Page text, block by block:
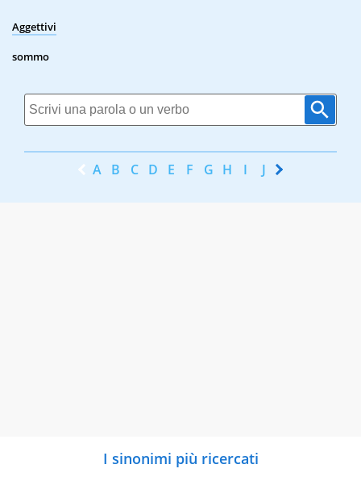
Aggettivi
sommo
A B C D E F G H I J K
I sinonimi più ricercati